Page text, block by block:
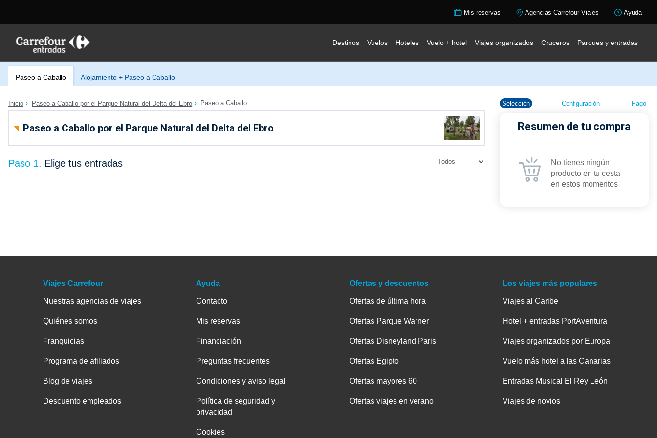
Mis reservas Agencias Carrefour Viajes Ayuda
Destinos Vuelos Hoteles Vuelo + hotel Viajes organizados Cruceros Parques y entradas
Paseo a Caballo Alojamiento + Paseo a Caballo
Inicio Paseo a Caballo por el Parque Natural del Delta del Ebro Paseo a Caballo
Paseo a Caballo por el Parque Natural del Delta del Ebro
Paso 1. Elige tus entradas
Selección Configuración Pago
Resumen de tu compra
No tienes ningún
producto en tu cesta
en estos momentos
Viajes Carrefour
Nuestras agencias de viajes
Quiénes somos
Franquicias
Programa de afiliados
Blog de viajes
Descuento empleados
Ayuda
Contacto
Mis reservas
Financiación
Preguntas frecuentes
Condiciones y aviso legal
Política de seguridad y
privacidad
Cookies
Ofertas y descuentos
Ofertas de última hora
Ofertas Parque Warner
Ofertas Disneyland Paris
Ofertas Egipto
Ofertas mayores 60
Ofertas viajes en verano
Los viajes más populares
Viajes al Caribe
Hotel + entradas PortAventura
Viajes organizados por Europa
Vuelo más hotel a las Canarias
Entradas Musical El Rey León
Viajes de novios